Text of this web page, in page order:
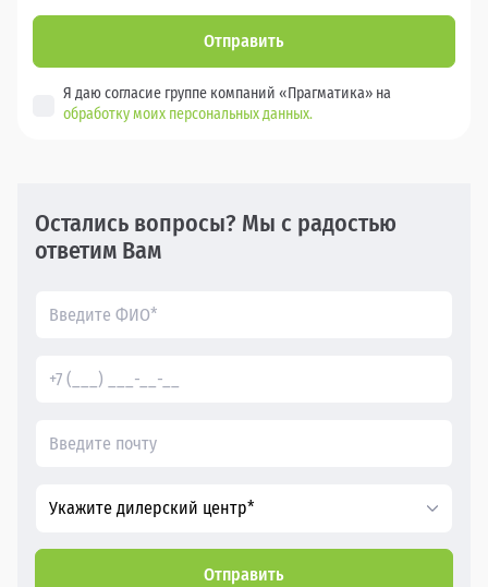
Отправить
Я даю согласие группе компаний «Прагматика» на
обработку моих персональных данных.
Остались вопросы? Мы с радостью
ответим Вам
Укажите дилерский центр*
Отправить